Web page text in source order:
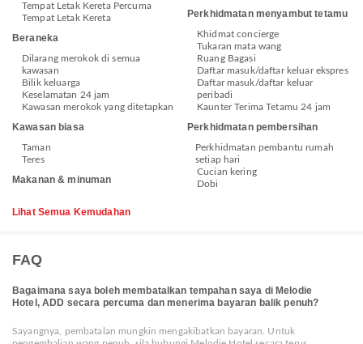
Tempat Letak Kereta Percuma
Tempat Letak Kereta
Beraneka
Dilarang merokok di semua
kawasan
Bilik keluarga
Keselamatan 24 jam
Kawasan merokok yang ditetapkan
Kawasan biasa
Taman
Teres
Makanan & minuman
Perkhidmatan menyambut tetamu
Khidmat concierge
Tukaran mata wang
Ruang Bagasi
Daftar masuk/daftar keluar ekspres
Daftar masuk/daftar keluar
peribadi
Kaunter Terima Tetamu 24 jam
Perkhidmatan pembersihan
Perkhidmatan pembantu rumah
setiap hari
Cucian kering
Dobi
Lihat Semua Kemudahan
FAQ
Bagaimana saya boleh membatalkan tempahan saya di Melodie
Hotel, ADD secara percuma dan menerima bayaran balik penuh?
Sayangnya, pembatalan mungkin mengakibatkan bayaran. Untuk